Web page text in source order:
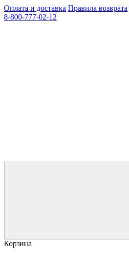
Оплата и доставка Правила возврата
8-800-777-02-12
Корзина